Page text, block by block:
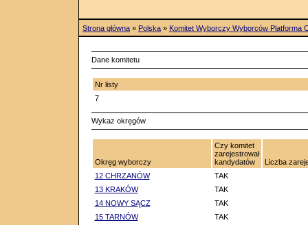
Strona główna » Polska » Komitet Wyborczy Wyborców Platforma
Dane komitetu
Nr listy
7
Wykaz okręgów
Okręg wyborczy
Czy komitet
zarejestrował
kandydatów
Liczba
12 CHRZANÓW
TAK
13 KRAKÓW
TAK
14 NOWY SĄCZ
TAK
15 TARNÓW
TAK